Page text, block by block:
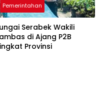
Pemerintahan
Serabek Wakili
di Ajang P2B
Provinsi